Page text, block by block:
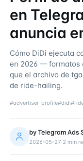
en
anuncia
Cómo DiDi ejecuta
en 2026 — formatos
que el archivo de
de ride-hailing.
#advertiser-profile#didi#
byTelegram Ads
2026-05-27·2 min